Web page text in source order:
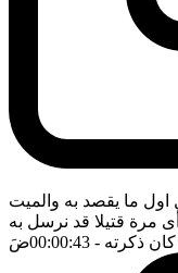
اول ما يقصد به والميت
مرة قتيلا قد نرسل به
ذكرته - 00:00:43 ضَ